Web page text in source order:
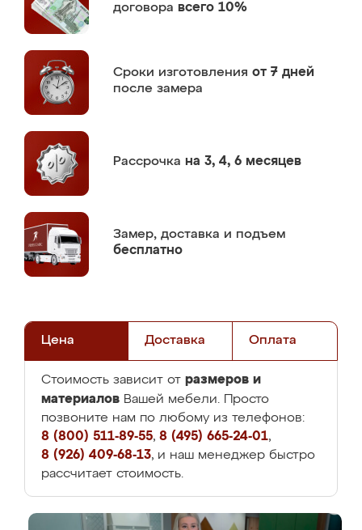
договора всего 10%
Сроки изготовления от 7 дней
после замера
Рассрочка на 3, 4, 6 месяцев
Замер, доставка и подъем
бесплатно
Цена Доставка Оплата
Стоимость зависит от размеров и
материалов Вашей мебели. Просто
позвоните нам по любому из телефонов:
8 (800) 511-89-55, 8 (495) 665-24-01,
8 (926) 409-68-13, и наш менеджер быстро
рассчитает стоимость.